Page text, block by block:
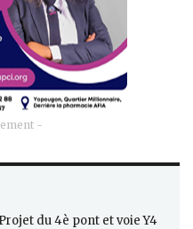
-
du 4è pont et voie Y4